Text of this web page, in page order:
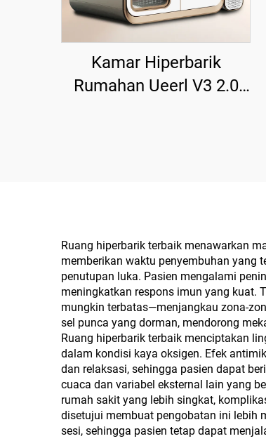
Kamar Hiperbarik
Rumahan Ueerl V3 2.0
Ruang hiperbarik terbaik menawarkan
memberikan waktu penyembuhan yang
penutupan luka. Pasien mengalami
meningkatkan respons imun yang kuat.
mungkin terbatas—menjangkau zona-
sel punca yang dorman, mendorong
Ruang hiperbarik terbaik menciptakan
dalam kondisi kaya oksigen. Efek
dan relaksasi, sehingga pasien dapat
cuaca dan variabel eksternal lain yang
rumah sakit yang lebih singkat,
disetujui membuat pengobatan ini lebih
sesi, sehingga pasien tetap dapat